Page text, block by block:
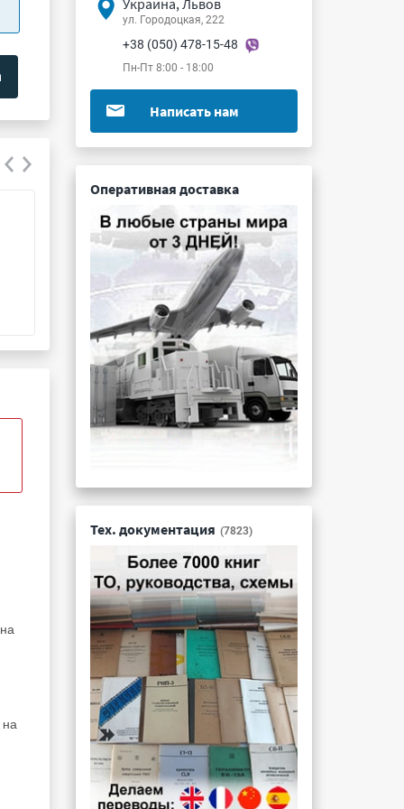
Подробнее ...
на
Украина, Львов
ул. Городоцкая, 222
+38 (050) 478-15-48
Пн-Пт 8:00 - 18:00
Написать нам
Оперативная доставка
Тех. документация (7823)